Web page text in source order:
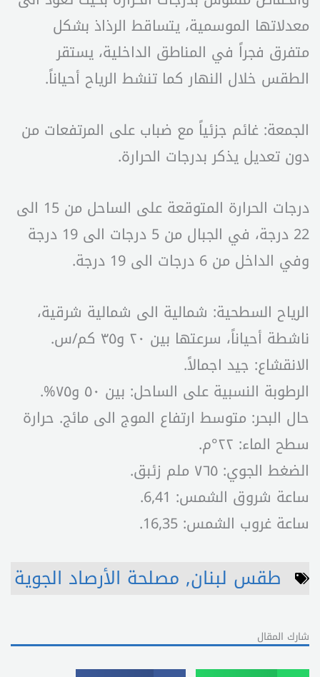
معدلاتها الموسمية، يتساقط الرذاذ بشكل
متفرق فجراً في المناطق الداخلية، يستقر
الطقس خلال النهار كما تنشط الرياح أحياناً.
الجمعة: غائم جزئياً مع ضباب على المرتفعات من
دون تعديل يذكر بدرجات الحرارة.
درجات الحرارة المتوقعة على الساحل من 15 الى
22 درجة، في الجبال من 5 درجات الى 19 درجة
وفي الداخل من 6 درجات الى 19 درجة.
الرياح السطحية: شمالية الى شمالية شرقية،
ناشطة أحياناً، سرعتها بين ٢٠ و٣٥ كم/س.
الانقشاع: جيد اجمالاً.
الرطوبة النسبية على الساحل: بين ٥٠ و٧٥%.
حال البحر: متوسط ارتفاع الموج الى مائج. حرارة
سطح الماء: ٢٢°م.
الضغط الجوي: ٧٦٥ ملم زئبق.
ساعة شروق الشمس: 6,41.
ساعة غروب الشمس: 16,35.
طقس لبنان, مصلحة الأرصاد الجوية
شارك المقال